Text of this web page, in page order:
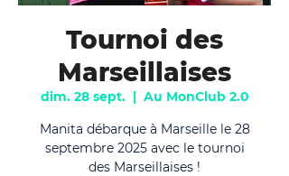
Tournoi des
Marseillaises
dim. 28 sept.
  |
Au MonClub 2.0
Manita débarque à Marseille le 28
septembre 2025 avec le tournoi
des Marseillaises !